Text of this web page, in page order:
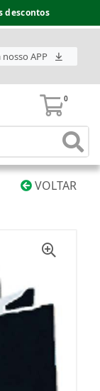
descontos
nosso APP
0
VOLTAR